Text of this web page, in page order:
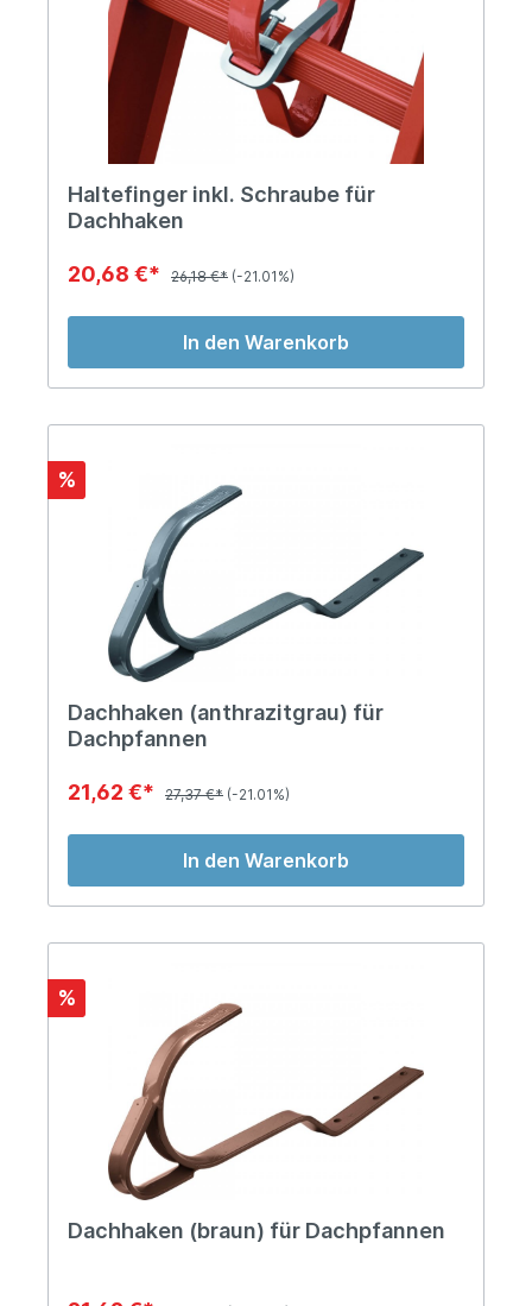
Haltefinger inkl. Schraube für
Dachhaken
20,68 €* 26,18 €* (-21.01%)
In den Warenkorb
%
Dachhaken (anthrazitgrau) für
Dachpfannen
21,62 €* 27,37 €* (-21.01%)
In den Warenkorb
%
Dachhaken (braun) für Dachpfannen